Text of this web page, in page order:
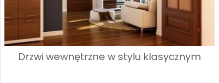
Drzwi wewnętrzne w stylu klasycznym